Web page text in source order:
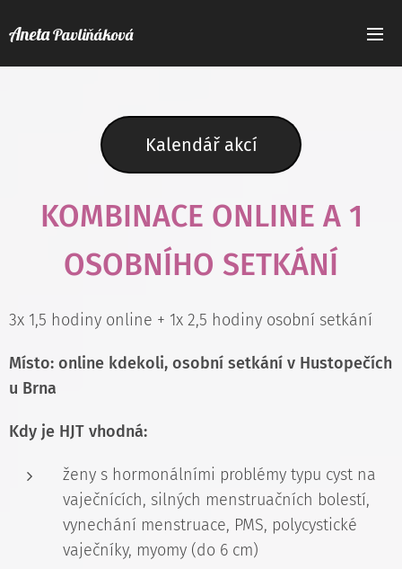
AnetaPavliňáková
Kalendář akcí
KOMBINACE ONLINE A 1
OSOBNÍHO SETKÁNÍ
3x 1,5 hodiny online + 1x 2,5 hodiny osobní setkání
Místo: online kdekoli, osobní setkání v Hustopečích
u Brna
Kdy je HJT vhodná:
ženy s hormonálními problémy typu cyst na
vaječnících, silných menstruačních bolestí,
vynechání menstruace, PMS, polycystické
vaječníky, myomy (do 6 cm)